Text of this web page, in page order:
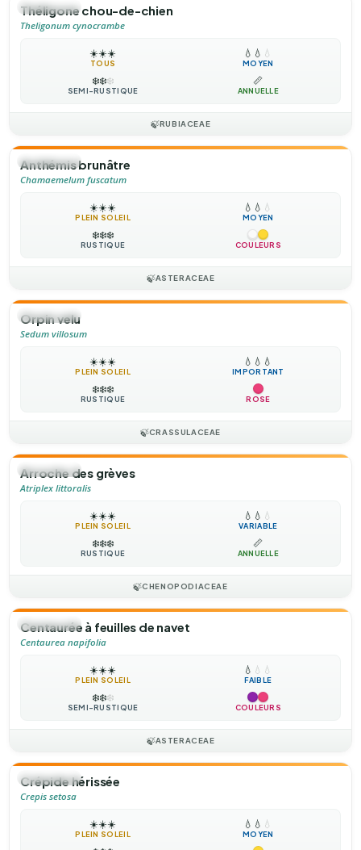
🌻ANNUELLE
Théligone chou-de-chien
Theligonum cynocrambe
☀️☀️☀️
TOUS
💧 💧 💧
MOYEN
❄️❄️❄️
SEMI-RUSTIQUE
📏
ANNUELLE
🍃RUBIACEAE
🌻ANNUELLE
Anthémis brunâtre
Chamaemelum fuscatum
☀️☀️☀️
PLEIN SOLEIL
💧 💧 💧
MOYEN
❄️❄️❄️
RUSTIQUE COULEURS
🍃ASTERACEAE
🌻ANNUELLE
Orpin velu
Sedum villosum
☀️☀️☀️
PLEIN SOLEIL
💧 💧 💧
IMPORTANT
❄️❄️❄️
RUSTIQUE ROSE
🍃CRASSULACEAE
🌻ANNUELLE
Arroche des grèves
Atriplex littoralis
☀️☀️☀️
PLEIN SOLEIL
💧 💧 💧
VARIABLE
❄️❄️❄️
RUSTIQUE
📏
ANNUELLE
🍃CHENOPODIACEAE
🌻ANNUELLE
Centaurée à feuilles de navet
Centaurea napifolia
☀️☀️☀️
PLEIN SOLEIL
💧 💧 💧
FAIBLE
❄️❄️❄️
SEMI-RUSTIQUE COULEURS
🍃ASTERACEAE
🌻ANNUELLE
Crépide hérissée
Crepis setosa
☀️☀️☀️
PLEIN SOLEIL
💧 💧 💧
MOYEN